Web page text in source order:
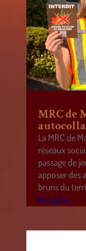
MRC de
La MRC de
réseaux
passage de
apposer des
bruns du
lire plus